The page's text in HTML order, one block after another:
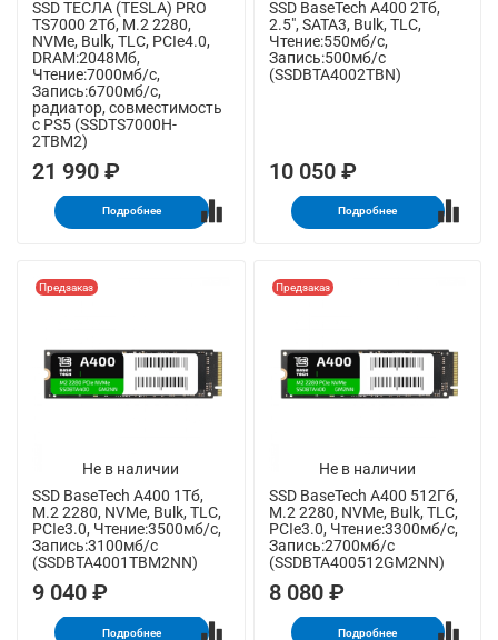
SSD ТЕСЛА (TESLA) PRO
TS7000 2Тб, M.2 2280,
NVMe, Bulk, TLC, PCIe4.0,
DRAM:2048Мб,
Чтение:7000мб/с,
Запись:6700мб/с,
радиатор, совместимость
с PS5 (SSDTS7000H-
2TBM2)
21 990 ₽
Подробнее
SSD BaseTech A400 2Тб,
2.5", SATA3, Bulk, TLC,
Чтение:550мб/с,
Запись:500мб/с
(SSDBTA4002TBN)
10 050 ₽
Подробнее
Не в наличии
Предзаказ
SSD BaseTech A400 1Тб,
M.2 2280, NVMe, Bulk, TLC,
PCIe3.0, Чтение:3500мб/с,
Запись:3100мб/с
(SSDBTA4001TBM2NN)
9 040 ₽
Подробнее
Не в наличии
Предзаказ
SSD BaseTech A400 512Гб,
M.2 2280, NVMe, Bulk, TLC,
PCIe3.0, Чтение:3300мб/с,
Запись:2700мб/с
(SSDBTA400512GM2NN)
8 080 ₽
Подробнее